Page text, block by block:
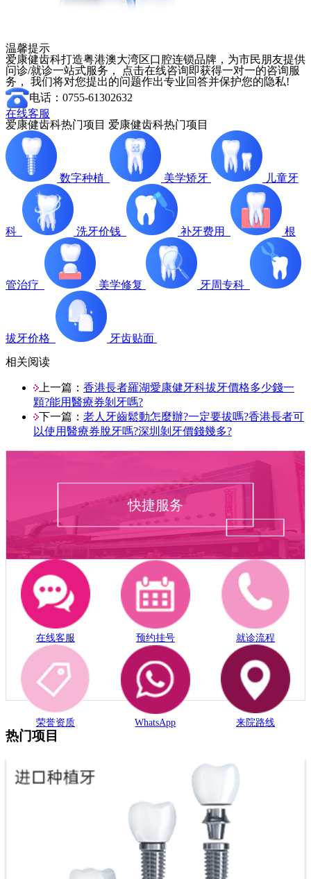
温馨提示
爱康健齿科打造粤港澳大湾区口腔连锁品牌，为市民朋友提供
问诊/就诊一站式服务， 点击在线咨询即获得一对一的咨询服
务， 我们将对您提出的问题作出专业回答并保护您的隐私!
电话：0755-61302632
在线客服
爱康健齿科热门项目 爱康健齿科热门项目
数字种植 美学矫牙 儿童牙
科 洗牙价钱 补牙费用 根
管治疗 美学修复 牙周专科
拔牙价格
牙齿贴面
相关阅读
上一篇： 香港長者羅湖愛康健牙科拔牙價格多少錢一
顆?能用醫療券剝牙嗎?
下一篇： 老人牙齒鬆動怎麼辦?一定要拔嗎?香港長者可
以使用醫療券脫牙嗎?深圳剝牙價錢幾多?
快捷服务
在线客服 预约挂号 就诊流程
荣誉资质 WhatsApp 来院路线
热门项目